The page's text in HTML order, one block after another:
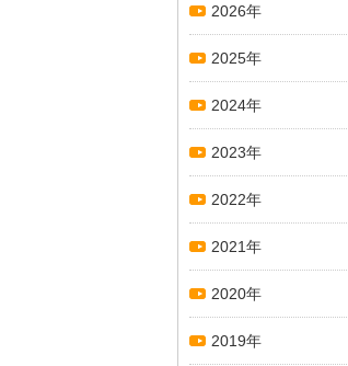
2026年
2025年
2024年
2023年
2022年
2021年
2020年
2019年